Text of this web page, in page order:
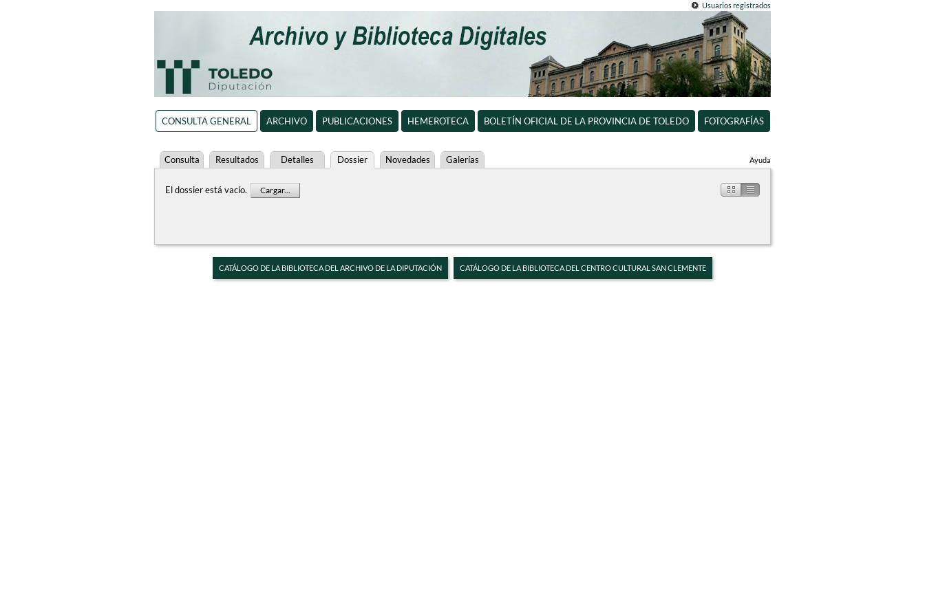
Usuarios registrados
CONSULTA GENERAL ARCHIVO PUBLICACIONES HEMEROTECA BOLETÍN OFICIAL DE LA PROVINCIA DE TOLEDO FOTOGRAFÍAS
Ayuda
Consulta Resultados Detalles Dossier Novedades Galerías
El dossier está vacío. Cargar...
CATÁLOGO DE LA BIBLIOTECA DEL ARCHIVO DE LA DIPUTACIÓN CATÁLOGO DE LA BIBLIOTECA DEL CENTRO CULTURAL SAN CLEMENTE